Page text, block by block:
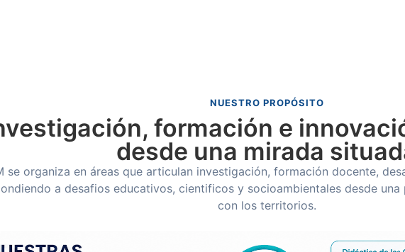
NUESTRO PROPÓSITO
formación e
desde una mirada
se organiza en áreas que articulan investigación, formación docente,
a desafios educativos, cientificos y socioambientales desde
con los territorios.